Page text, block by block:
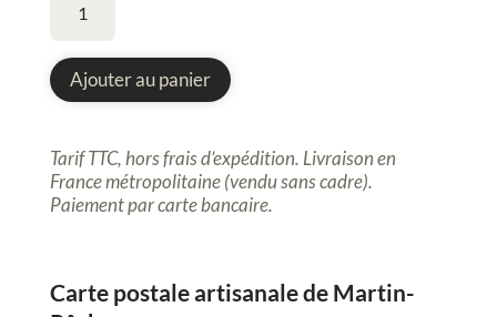
postale
artistique,
Pêcheur
Ajouter au panier
Tarif TTC, hors frais d’expédition. Livraison en
France métropolitaine (vendu sans cadre).
Paiement par carte bancaire.
Carte postale artisanale de Martin-